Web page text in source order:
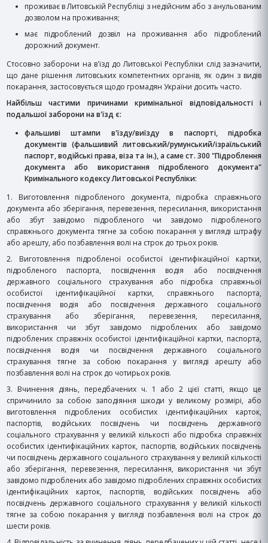
проживає в Литовській Республіці з недійсним або з анульованим
дозволом на проживання;
має підроблений дозвіл на проживання або підроблений
дорожний документ.
Стосовно заборони на в'їзд до Литовської Республіки слід зазначити,
що дане рішення литовських компетентних органів, як один з видів
покарання, застосовується щодо громадян України досить часто.
Найбільш частими причинами кримінальної відповідальності і
подальшої заборони на в'їзд є:
фальшиві штампи в'їзду/виїзду в паспорті, підробка
документів (фальшивий литовський/румунський/ізраїльський
паспорт, водійські права, віза та ін.), а саме ст. 300 "Підроблення
документа або використання підробленого документа"
Кримінального кодексу Литовської Республіки:
1. Виготовлення підробленого документа, підробка справжнього
документа або зберігання, перевезення, пересилання, використання
або збут завідомо підробленого чи завідомо підробленого
справжнього документа тягне за собою покарання у вигляді штрафу
або арешту, або позбавлення волі на строк до трьох років.
2. Виготовлення підробленої особистої ідентифікаційної картки,
підробленого паспорта, посвідчення водія або посвідчення
державного соціального страхування або підробка справжньої
особистої ідентифікаційної картки, справжнього паспорта,
посвідчення водія або посвідчення державного соціального
страхування або зберігання, перевезення, пересилання,
використання чи збут завідомо підроблених або завідомо
підроблених справжніх особистої ідентифікаційної картки, паспорта,
посвідчення водія чи посвідчення державного соціального
страхування тягне за собою покарання у вигляді арешту або
позбавлення волі на строк до чотирьох років.
3. Вчинення діянь, передбачених ч. 1 або 2 цієї статті, якщо це
спричинило за собою заподіяння шкоди у великому розмірі, або
виготовлення підроблених особистих ідентифікаційних карток,
паспортів, водійських посвідчень чи посвідчень державного
соціального страхування у великій кількості або підробка справжніх
особистих ідентифікаційних карток, паспортів, водійських посвідчень
чи посвідчень державного соціального страхування у великій кількості
або зберігання, перевезення, пересилання, використання чи збут
завідомо підроблених або завідомо підроблених справжніх особистих
ідентифікаційних карток, паспортів, водійських посвідчень або
посвідчень державного соціального страхування у великій кількості
тягне за собою покарання у вигляді позбавлення волі на строк до
шести років.